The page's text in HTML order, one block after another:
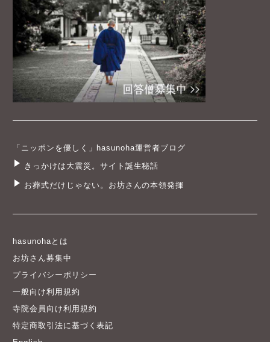
「ニッポンを優しく」hasunoha運営者ブログ
きっかけは大震災。サイト誕生秘話
お葬式だけじゃない。お坊さんの本領発揮
hasunohaとは
お坊さん募集中
プライバシーポリシー
一般向け利用規約
寺院会員向け利用規約
特定商取引法に基づく表記